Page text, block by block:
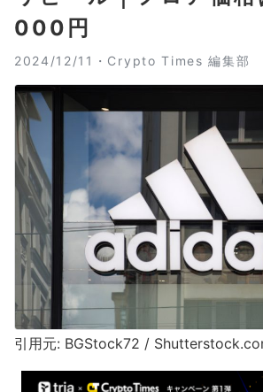
000円
2024/12/11・ Crypto Times 編集部
引用元: BGStock72 /